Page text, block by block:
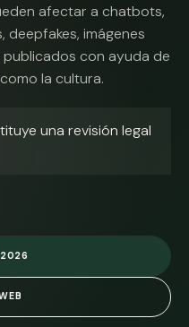
afectar a chatbots,
imágenes
con ayuda de
la cultura.
una revisión legal
2026